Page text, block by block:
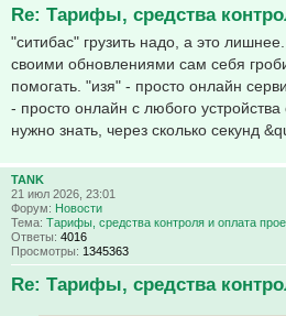
Re: Тарифы, средства
"ситибас" грузить надо, а это
своими обновлениями сам себя
помогать. "изя" - просто онлайн
- просто онлайн с любого
нужно знать, через сколько секунд
TANK
21 июл 2026, 23:01
Форум: Новости
Тема: Тарифы, средства контроля и оплата
Ответы: 4016
Просмотры: 1345363
Re: Тарифы, средства